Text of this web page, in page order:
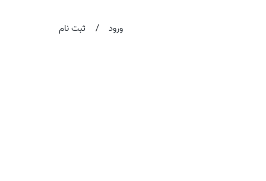
ورود / ثبت نام